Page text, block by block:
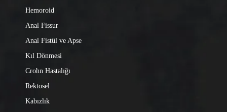
Hemoroid
Anal Fissur
Anal Fistül ve Apse
Kıl Dönmesi
Crohn Hastalığı
Rektosel
Kabızlık